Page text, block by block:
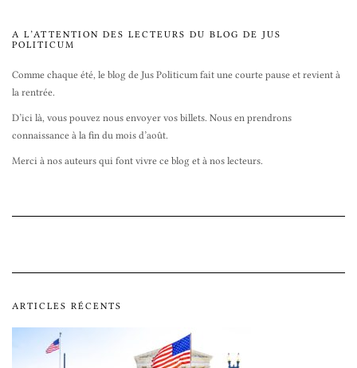
A L’ATTENTION DES LECTEURS DU BLOG DE JUS
POLITICUM
Comme chaque été, le blog de Jus Politicum fait une courte pause et revient à
la rentrée.
D’ici là, vous pouvez nous envoyer vos billets. Nous en prendrons
connaissance à la fin du mois d’août.
Merci à nos auteurs qui font vivre ce blog et à nos lecteurs.
ARTICLES RÉCENTS